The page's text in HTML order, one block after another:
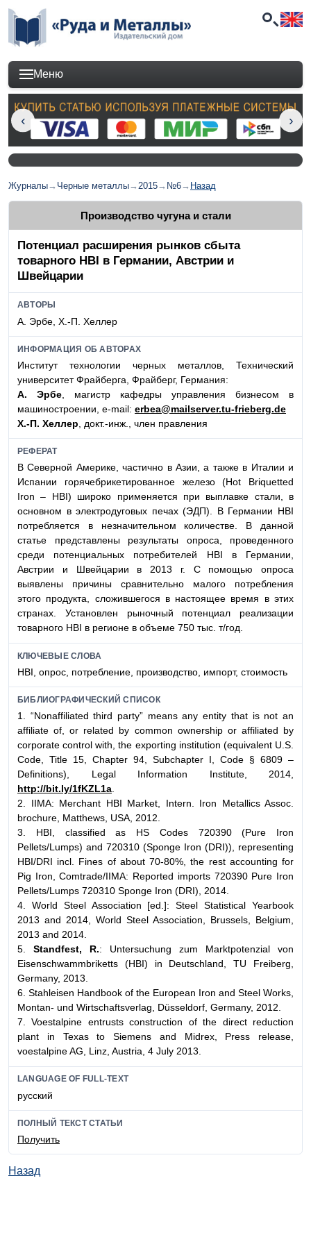
Меню
Журналы→ Черные металлы→2015→ №6→ Назад
Производство чугуна и стали
Потенциал расширения рынков сбыта
товарного HBI в Германии, Австрии и
Швейцарии
АВТОРЫ
А. Эрбе, Х.-П. Хеллер
ИНФОРМАЦИЯ ОБ АВТОРАХ
Институт технологии черных металлов, Технический
университет Фрайберга, Фрайберг, Германия:
А. Эрбе , магистр кафедры управления бизнесом в
машиностроении, e-mail: erbea@mailserver.tu-frieberg.de
Х.-П. Хеллер , докт.-инж., член правления
РЕФЕРАТ
В Северной Америке, частично в Азии, а также в Италии и
Испании горячебрикетированное железо (Hot Briquetted
Iron – HBI) широко применяется при выплавке стали, в
основном в электродуговых печах (ЭДП). В Германии HBI
потребляется в незначительном количестве. В данной
статье представлены результаты опроса, проведенного
среди потенциальных потребителей HBI в Германии,
Австрии и Швейцарии в 2013 г. С помощью опроса
выявлены причины сравнительно малого потребления
этого продукта, сложившегося в настоящее время в этих
странах. Установлен рыночный потенциал реализации
товарного HBI в регионе в объеме 750 тыс. т/год.
КЛЮЧЕВЫЕ СЛОВА
HBI, опрос, потребление, производство, импорт, стоимость
БИБЛИОГРАФИЧЕСКИЙ СПИСОК
1. “Nonaffiliated third party” means any entity that is not an
affiliate of, or related by common ownership or affiliated by
corporate control with, the exporting institution (equivalent U.S.
Code, Title 15, Chapter 94, Subchapter I, Code § 6809 –
Definitions), Legal Information Institute, 2014,
http://bit.ly/1fKZL1a
2. IIMA: Merchant HBI Market, Intern. Iron Metallics Assoc.
brochure, Matthews, USA, 2012.
3. HBI, classified as HS Codes 720390 (Pure Iron
Pellets/Lumps) and 720310 (Sponge Iron (DRI)), representing
HBI/DRI incl. Fines of about 70-80%, the rest accounting for
Pig Iron, Comtrade/IIMA: Reported imports 720390 Pure Iron
Pellets/Lumps 720310 Sponge Iron (DRI), 2014.
4. World Steel Association [ed.]: Steel Statistical Yearbook
2013 and 2014, World Steel Association, Brussels, Belgium,
2013 and 2014.
5. Standfest, R.: Untersuchung zum Marktpotenzial von
Eisenschwammbriketts (HBI) in Deutschland, TU Freiberg,
Germany, 2013.
6. Stahleisen Handbook of the European Iron and Steel Works,
Montan- und Wirtschaftsverlag, Düsseldorf, Germany, 2012.
7. Voestalpine entrusts construction of the direct reduction
plant in Texas to Siemens and Midrex, Press release,
voestalpine AG, Linz, Austria, 4 July 2013.
LANGUAGE OF FULL-TEXT
русский
ПОЛНЫЙ ТЕКСТ СТАТЬИ
Получить
Назад